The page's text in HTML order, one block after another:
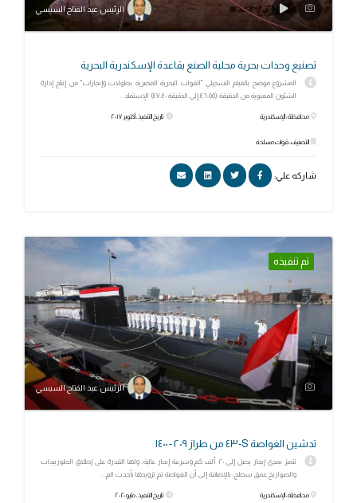
الرئيس عبد الفتاح السيسي
تصنيع وحدات بحرية محلية الصنع بقاعدة الإسكندرية البحرية
المشروع موضح بالفيلم التسجيلي "القوات البحرية المصرية بطولات وإنجازات" من إنتاج إدارة
الشئون المعنوية من الدقيقة (٤٦:٥٥ إلى الدقيقة ٤٧:٤٠) الإستفاد...
محافظة: الإسكندرية
التصنيف: قوات مسلحة
تاريخ التنفيذ: أكتوبر ٢٠١٧
شاركه علي:
تم تنفيذه
الرئيس عبد الفتاح السيسي
تدشين الغواصة S-٤٣ من طراز ٢٠٩ - ١٤٠٠
تتميز بمدى إبحار يصل إلى ٢٠ ألف كم وسرعة إبحار عالية، ولها القدرة على إطلاق الطوربيدات
والصواريخ عمق سطح، بالإضافة إلى أن الغواصة تم تزويدها بأحدث الم...
محافظة: الإسكندرية تاريخ التنفيذ: مايو ٢٠٢٠